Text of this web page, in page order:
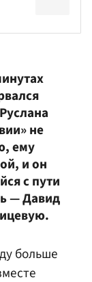
Руслана
не
ему
и он
с пути
—Давид
больше